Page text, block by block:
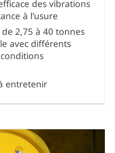
des vibrations
à l'usure
2,75 à 40 tonnes
avec différents
entretenir